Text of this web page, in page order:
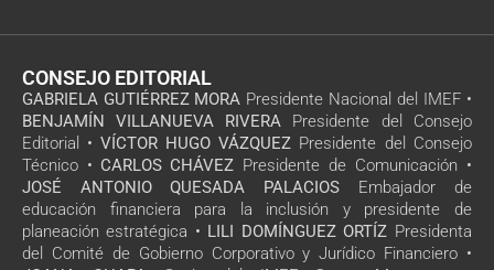
CONSEJO EDITORIAL
GABRIELA GUTIÉRREZ MORA Presidente Nacional del IMEF •
BENJAMÍN VILLANUEVA RIVERA Presidente del Consejo
Editorial • VÍCTOR HUGO VÁZQUEZ Presidente del Consejo
Técnico • CARLOS CHÁVEZ Presidente de Comunicación •
JOSÉ ANTONIO QUESADA PALACIOS Embajador de
educación financiera para la inclusión y presidente de
planeación estratégica • LILI DOMÍNGUEZ ORTÍZ Presidenta
del Comité de Gobierno Corporativo y Jurídico Financiero •